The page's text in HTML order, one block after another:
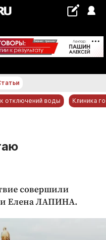
°С
отключений воды Клиника
совершили
и Елена ЛАПИНА.